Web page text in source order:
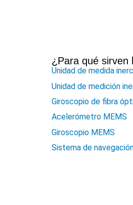
¿Para qué sirven
Unidad de medida
Unidad de medición
Giroscopio de fibra
Acelerómetro MEMS
Giroscopio MEMS
Sistema de